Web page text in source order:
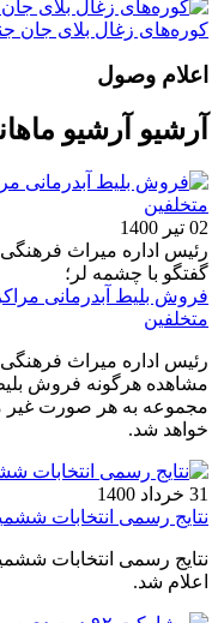
کوره‌های زغال بلای جان
اعلام وصول
آرشیو آرشیو ماهانه :
02 تیر 1400
رئیس اداره میراث
گفتگو با چشمه لر؛
فروش بلیط آبدرمانی‌
متخلفین
رئیس اداره میراث
مشاهده هرگونه فروش
مجموعه به هر صورت غیر
خواهد شد.
31 خرداد 1400
نتایج رسمی انتخابات
نتایج رسمی انتخابات
اعلام شد.